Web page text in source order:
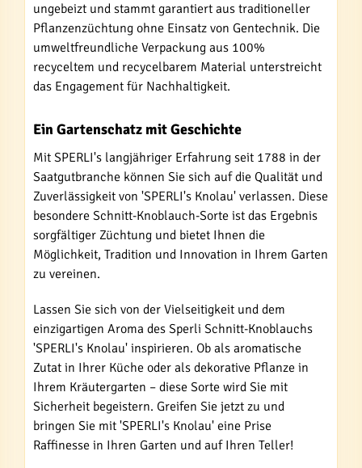
ungebeizt und stammt garantiert aus traditioneller
Pflanzenzüchtung ohne Einsatz von Gentechnik. Die
umweltfreundliche Verpackung aus 100%
recyceltem und recycelbarem Material unterstreicht
das Engagement für Nachhaltigkeit.
Ein Gartenschatz mit Geschichte
Mit SPERLI's langjähriger Erfahrung seit 1788 in der
Saatgutbranche können Sie sich auf die Qualität und
Zuverlässigkeit von 'SPERLI's Knolau' verlassen. Diese
besondere Schnitt-Knoblauch-Sorte ist das Ergebnis
sorgfältiger Züchtung und bietet Ihnen die
Möglichkeit, Tradition und Innovation in Ihrem Garten
zu vereinen.
Lassen Sie sich von der Vielseitigkeit und dem
einzigartigen Aroma des Sperli Schnitt-Knoblauchs
'SPERLI's Knolau' inspirieren. Ob als aromatische
Zutat in Ihrer Küche oder als dekorative Pflanze in
Ihrem Kräutergarten – diese Sorte wird Sie mit
Sicherheit begeistern. Greifen Sie jetzt zu und
bringen Sie mit 'SPERLI's Knolau' eine Prise
Raffinesse in Ihren Garten und auf Ihren Teller!